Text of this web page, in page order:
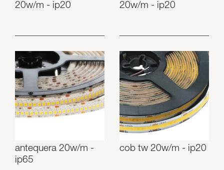
20w/m - ip20
20w/m - ip20
antequera 20w/m -
ip65
cob tw 20w/m - ip20